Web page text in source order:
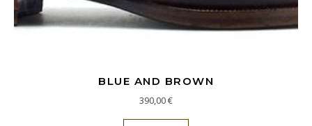
BLUE AND BROWN
390,00€
Questo prodotto ha più